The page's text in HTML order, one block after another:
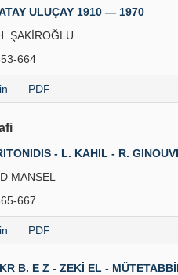
ULUÇAY 1910 — 1970
ŞAKİROĞLU
664
PDF
- L. KAHIL - R.
MANSEL
667
PDF
B. E Z - ZEKİ EL -